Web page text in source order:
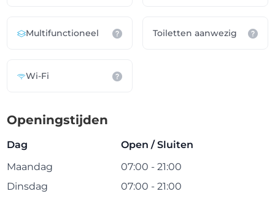
Multifunctioneel Toiletten aanwezig
Wi-Fi
Openingstijden
Dag
Open / Sluiten
Maandag
07:00 - 21:00
Dinsdag
07:00 - 21:00